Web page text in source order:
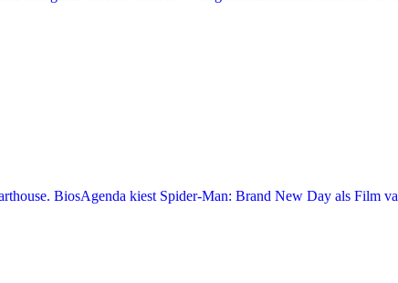
BiosAgenda kiest Spider-Man: Brand New Day als Film